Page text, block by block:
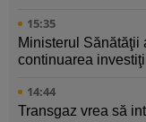
15:35
Ministerul Sănătăţii
continuarea
14:44
Transgaz vrea să